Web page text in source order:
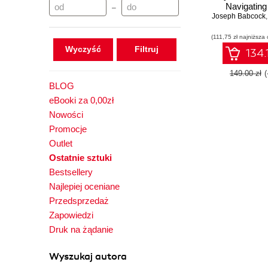
–
Wyczyść
BLOG
eBooki za 0,00zł
Nowości
Promocje
Outlet
Ostatnie sztuki
Bestsellery
Najlepiej oceniane
Przedsprzedaż
Zapowiedzi
Druk na żądanie
Wyszukaj autora
frontier
next-gen AI
- Second
Joseph Babcock,
(111,75 zł
149.00 zł